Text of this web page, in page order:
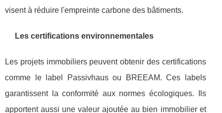
visent à réduire l'empreinte carbone des bâtiments.
Les certifications environnementales
Les projets immobiliers peuvent obtenir des certifications
comme le label Passivhaus ou BREEAM. Ces labels
garantissent la conformité aux normes écologiques. Ils
apportent aussi une valeur ajoutée au bien immobilier et